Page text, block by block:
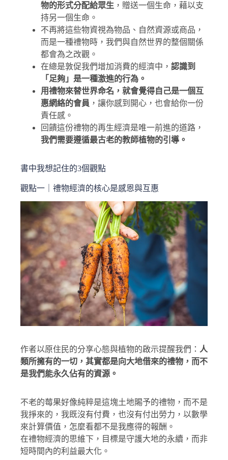
物的形式分配給眾生 ，贈送一個生命，藉以支
持另一個生命。
不再將這些物資視為物品、自然資源或商品，
而是一種禮物時，我們與自然世界的整個關係
都會為之改觀。
在總是敦促我們增加消費的經濟中， 認識到
「足夠」是一種激進的行為。
用禮物來替世界命名，就會覺得自己是一個互
惠網絡的會員 ，讓你感到開心，也會給你一份
責任感。
回饋這份禮物的再生經濟是唯一前進的道路，
我們需要遵循最古老的教師植物的引導。
書中我想記住的3個觀點
觀點一｜禮物經濟的核心是感恩與互惠
作者以原住民的分享心態與植物的啟示提醒我們： 人
類所擁有的一切，其實都是向大地借來的禮物，而不
是我們能永久佔有的資源。
不老的莓果好像純粹是這塊土地賜予的禮物，而不是
我掙來的，我既沒有付費，也沒有付出勞力，以數學
來計算價值，怎麼看都不是我應得的報酬。
在禮物經濟的思維下，目標是守護大地的永續，而非
短時間內的利益最大化。